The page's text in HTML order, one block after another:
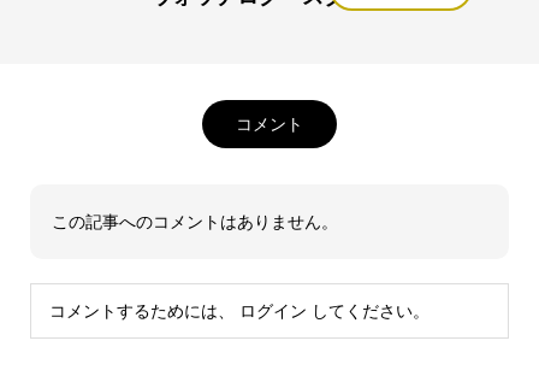
コメント
この記事へのコメントはありません。
コメントするためには、 ログイン してください。